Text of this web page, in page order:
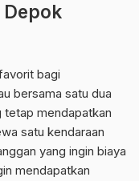
Depok
bagi
bersama satu dua
tetap mendapatkan
satu kendaraan
yang ingin biaya
mendapatkan